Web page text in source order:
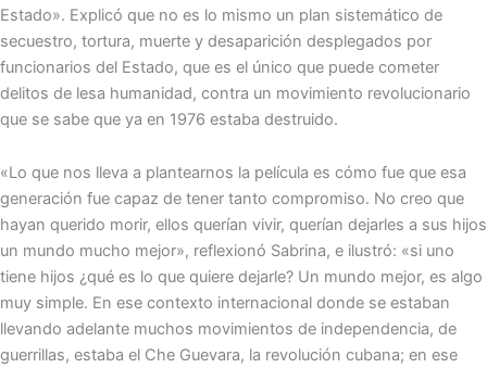
Estado». Explicó que no es lo mismo un plan sistemático de
secuestro, tortura, muerte y desaparición desplegados por
funcionarios del Estado, que es el único que puede cometer
delitos de lesa humanidad, contra un movimiento revolucionario
que se sabe que ya en 1976 estaba destruido.
«Lo que nos lleva a plantearnos la película es cómo fue que esa
generación fue capaz de tener tanto compromiso. No creo que
hayan querido morir, ellos querían vivir, querían dejarles a sus hijos
un mundo mucho mejor», reflexionó Sabrina, e ilustró: «si uno
tiene hijos ¿qué es lo que quiere dejarle? Un mundo mejor, es algo
muy simple. En ese contexto internacional donde se estaban
llevando adelante muchos movimientos de independencia, de
guerrillas, estaba el Che Guevara, la revolución cubana; en ese